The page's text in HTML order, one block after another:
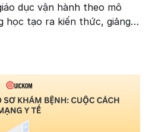
dục vận hành theo mô
học tạo ra kiến thức, giảng
nhân tạo (AI), nền kinh tế